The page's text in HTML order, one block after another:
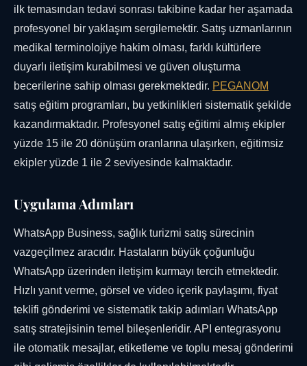
ilk temasından tedavi sonrası takibine kadar her aşamada
profesyonel bir yaklaşım sergilemektir. Satış uzmanlarının
medikal terminolojiye hakim olması, farklı kültürlere
duyarlı iletişim kurabilmesi ve güven oluşturma
becerilerine sahip olması gerekmektedir. PEGANOM
satış eğitim programları, bu yetkinlikleri sistematik şekilde
kazandırmaktadır. Profesyonel satış eğitimi almış ekipler
yüzde 15 ile 20 dönüşüm oranlarına ulaşırken, eğitimsiz
ekipler yüzde 1 ile 2 seviyesinde kalmaktadır.
Uygulama Adımları
WhatsApp Business, sağlık turizmi satış sürecinin
vazgeçilmez aracıdır. Hastaların büyük çoğunluğu
WhatsApp üzerinden iletişim kurmayı tercih etmektedir.
Hızlı yanıt verme, görsel ve video içerik paylaşımı, fiyat
teklifi gönderimi ve sistematik takip adımları WhatsApp
satış stratejisinin temel bileşenleridir. API entegrasyonu
ile otomatik mesajlar, etiketleme ve toplu mesaj gönderimi